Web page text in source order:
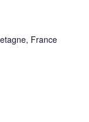
France